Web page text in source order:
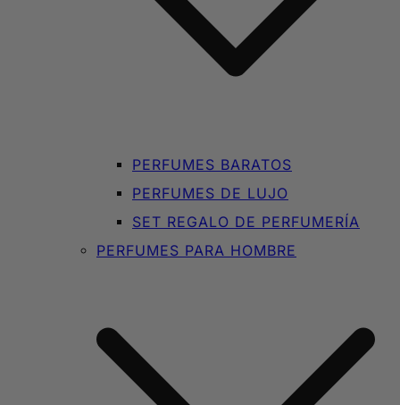
PERFUMES BARATOS
PERFUMES DE LUJO
SET REGALO DE PERFUMERÍA
PERFUMES PARA HOMBRE